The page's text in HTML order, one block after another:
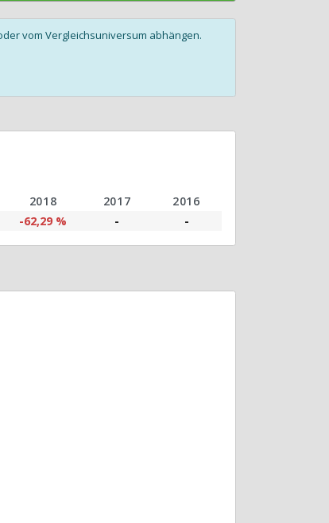
vom Vergleichsuniversum abhängen.
2018 2017
2016
-62,29 % - -